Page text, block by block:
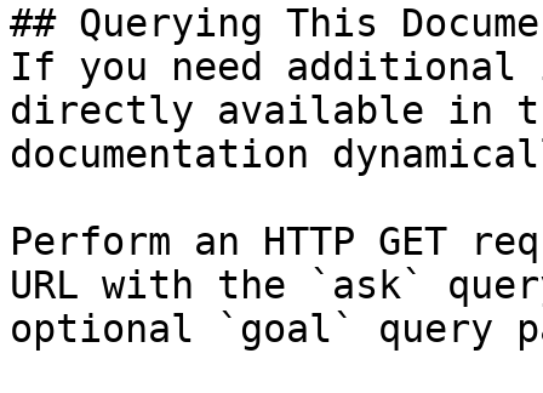
## Querying This
If you need
directly available in
documentation
Perform an HTTP GET
URL with the `ask`
optional `goal` query